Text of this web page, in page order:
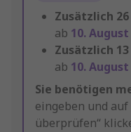
Zusätzlich 26
ab 10. August
Zusätzlich 13
ab 10. August
Sie benötigen
eingeben und
überprüfen“